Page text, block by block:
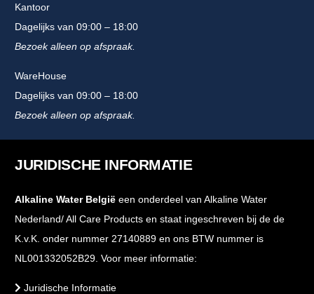
Kantoor
Dagelijks van 09:00 – 18:00
Bezoek alleen op afspraak.
WareHouse
Dagelijks van 09:00 – 18:00
Bezoek alleen op afspraak.
JURIDISCHE INFORMATIE
Alkaline Water België een onderdeel van Alkaline Water
Nederland/ All Care Products en staat ingeschreven bij de de
K.v.K. onder nummer 27140889 en ons BTW nummer is
NL001332052B29. Voor meer informatie:
Juridische Informatie